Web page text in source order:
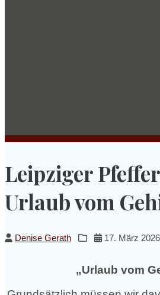
Leipziger
Urlaub vom
Denise Gerath 17. März 2026
„Urlaub vom